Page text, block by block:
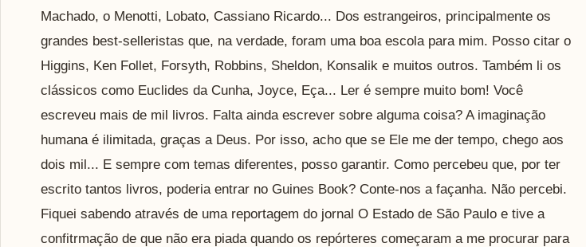
Machado, o Menotti, Lobato, Cassiano Ricardo... Dos estrangeiros, principalmente os
grandes best-selleristas que, na verdade, foram uma boa escola para mim. Posso citar o
Higgins, Ken Follet, Forsyth, Robbins, Sheldon, Konsalik e muitos outros. Também li os
clássicos como Euclides da Cunha, Joyce, Eça... Ler é sempre muito bom! Você
escreveu mais de mil livros. Falta ainda escrever sobre alguma coisa? A imaginação
humana é ilimitada, graças a Deus. Por isso, acho que se Ele me der tempo, chego aos
dois mil... E sempre com temas diferentes, posso garantir. Como percebeu que, por ter
escrito tantos livros, poderia entrar no Guines Book? Conte-nos a façanha. Não percebi.
Fiquei sabendo através de uma reportagem do jornal O Estado de São Paulo e tive a
confitrmação de que não era piada quando os repórteres começaram a me procurar para